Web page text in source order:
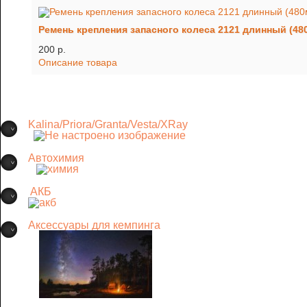
Ремень крепления запасного колеса 2121 длинный
200 p.
Описание товара
Kalina/Priora/Granta/Vesta/XRay
Автохимия
АКБ
Аксессуары для кемпинга